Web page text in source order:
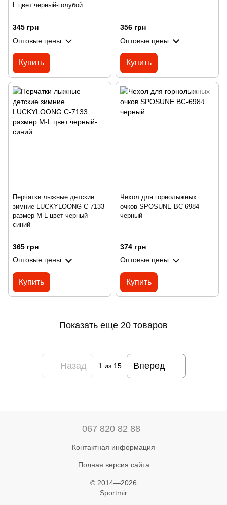
L цвет черный-голубой
345 грн
Оптовые цены
Купить
356 грн
Оптовые цены
Купить
Перчатки лыжные детские
зимние LUCKYLOONG C-7133
размер M-L цвет черный-
синий
365 грн
Оптовые цены
Купить
Чехол для горнолыжных
очков SPOSUNE BC-6984
черный
374 грн
Оптовые цены
Купить
Показать еще 20 товаров
Назад 1из 15 Вперед
067 820 82 88
Контактная информация
Полная версия сайта
© 2014—2026
Sportmir